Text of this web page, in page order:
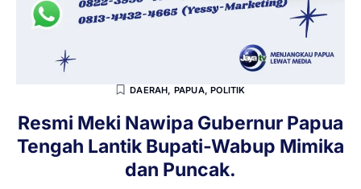
DAERAH, PAPUA,POLITIK
Resmi Meki Nawipa Gubernur Papua
Tengah Lantik Bupati-Wabup Mimika
dan Puncak.